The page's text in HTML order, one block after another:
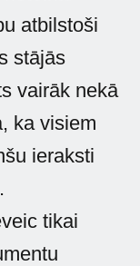
atbilstoši
stājās
vairāk nekā
ka visiem
ieraksti
tikai